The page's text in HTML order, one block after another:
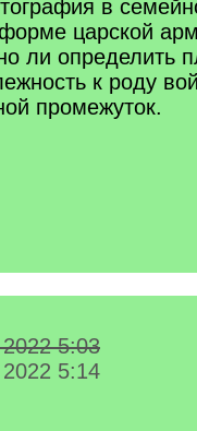
в
царской
ли определить
к роду
промежуток.
5:03
5:14